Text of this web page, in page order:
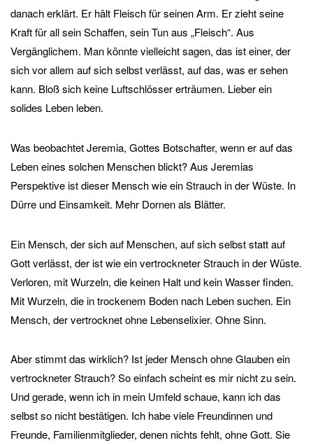
danach erklärt. Er hält Fleisch für seinen Arm. Er zieht seine
Kraft für all sein Schaffen, sein Tun aus „Fleisch“. Aus
Vergänglichem. Man könnte vielleicht sagen, das ist einer, der
sich vor allem auf sich selbst verlässt, auf das, was er sehen
kann. Bloß sich keine Luftschlösser erträumen. Lieber ein
solides Leben leben.
Was beobachtet Jeremia, Gottes Botschafter, wenn er auf das
Leben eines solchen Menschen blickt? Aus Jeremias
Perspektive ist dieser Mensch wie ein Strauch in der Wüste. In
Dürre und Einsamkeit. Mehr Dornen als Blätter.
Ein Mensch, der sich auf Menschen, auf sich selbst statt auf
Gott verlässt, der ist wie ein vertrockneter Strauch in der Wüste.
Verloren, mit Wurzeln, die keinen Halt und kein Wasser finden.
Mit Wurzeln, die in trockenem Boden nach Leben suchen. Ein
Mensch, der vertrocknet ohne Lebenselixier. Ohne Sinn.
Aber stimmt das wirklich? Ist jeder Mensch ohne Glauben ein
vertrockneter Strauch? So einfach scheint es mir nicht zu sein.
Und gerade, wenn ich in mein Umfeld schaue, kann ich das
selbst so nicht bestätigen. Ich habe viele Freundinnen und
Freunde, Familienmitglieder, denen nichts fehlt, ohne Gott. Sie